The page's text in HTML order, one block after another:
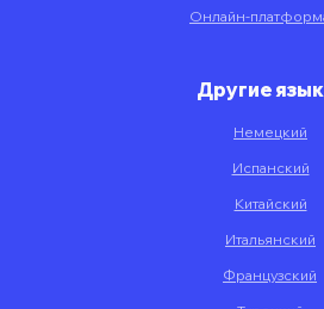
Другие
Немецкий
Испанский
Китайский
Итальянский
Французский
Онлайн-